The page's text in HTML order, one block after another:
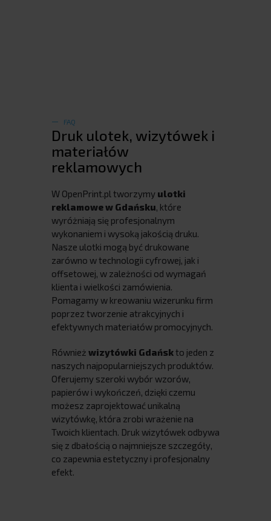
FAQ
Druk ulotek, wizytówek i
materiałów
reklamowych
W OpenPrint.pl tworzymy ulotki
reklamowe w Gdańsku, które
wyróżniają się profesjonalnym
wykonaniem i wysoką jakością druku.
Nasze ulotki mogą być drukowane
zarówno w technologii cyfrowej, jak i
offsetowej, w zależności od wymagań
klienta i wielkości zamówienia.
Pomagamy w kreowaniu wizerunku firm
poprzez tworzenie atrakcyjnych i
efektywnych materiałów promocyjnych.
Również wizytówki Gdańskto jeden z
naszych najpopularniejszych produktów.
Oferujemy szeroki wybór wzorów,
papierów i wykończeń, dzięki czemu
możesz zaprojektować unikalną
wizytówkę, która zrobi wrażenie na
Twoich klientach. Druk wizytówek odbywa
się z dbałością o najmniejsze szczegóły,
co zapewnia estetyczny i profesjonalny
efekt.